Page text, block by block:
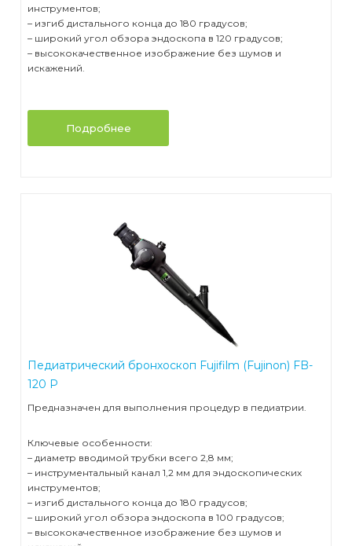
инструментов;
– изгиб дистального конца до 180 градусов;
– широкий угол обзора эндоскопа в 120 градусов;
– высококачественное изображение без шумов и
искажений.
Подробнее
Педиатрический бронхоскоп Fujifilm (Fujinon) FB-
120 P
Предназначен для выполнения процедур в педиатрии.
Ключевые особенности:
– диаметр вводимой трубки всего 2,8 мм;
– инструментальный канал 1,2 мм для эндоскопических
инструментов;
– изгиб дистального конца до 180 градусов;
– широкий угол обзора эндоскопа в 100 градусов;
– высококачественное изображение без шумов и